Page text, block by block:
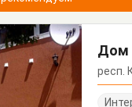
Дом
респ.